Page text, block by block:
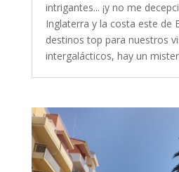
intrigantes... ¡y no me
Inglaterra y la costa este de
destinos top para nuestros
intergalácticos, hay un